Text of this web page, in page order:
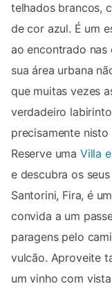
telhados brancos,
de cor azul. É um
ao encontrado nas
sua área urbana
que muitas vezes
verdadeiro
precisamente
Reserve uma Villa
e descubra os
Santorini, Fira, é
convida a um
paragens pelo
vulcão. Aproveite
um vinho com